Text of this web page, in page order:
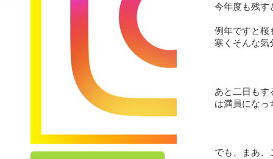
今年度も残す
例年ですと桜
寒くそんな気
あと二日もす
は満員になっ
でも、まあ、